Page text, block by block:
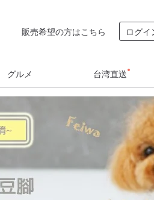
販売希望の方はこちら ログ
グルメ 台湾直送